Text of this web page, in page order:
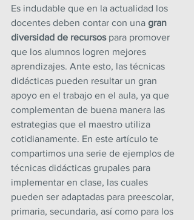
Es indudable que en la actualidad los
docentes deben contar con una gran
diversidad de recursos para promover
que los alumnos logren mejores
aprendizajes. Ante esto, las técnicas
didácticas pueden resultar un gran
apoyo en el trabajo en el aula, ya que
complementan de buena manera las
estrategias que el maestro utiliza
cotidianamente. En este artículo te
compartimos una serie de ejemplos de
técnicas didácticas grupales para
implementar en clase, las cuales
pueden ser adaptadas para preescolar,
primaria, secundaria, así como para los